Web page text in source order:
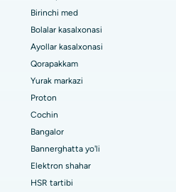
eng yaxshi shifoxona
eng yaxshi shifoxona
Karur
yaxshi shifoxona
shifoxona
kasalxona, Laknau
Birinchi med
Bolalar kasalxonasi
Ayollar kasalxonasi
Qorapakkam
Yurak markazi
Proton
Cochin
Bangalor
Bannerghatta yo'li
Elektron shahar
HSR tartibi